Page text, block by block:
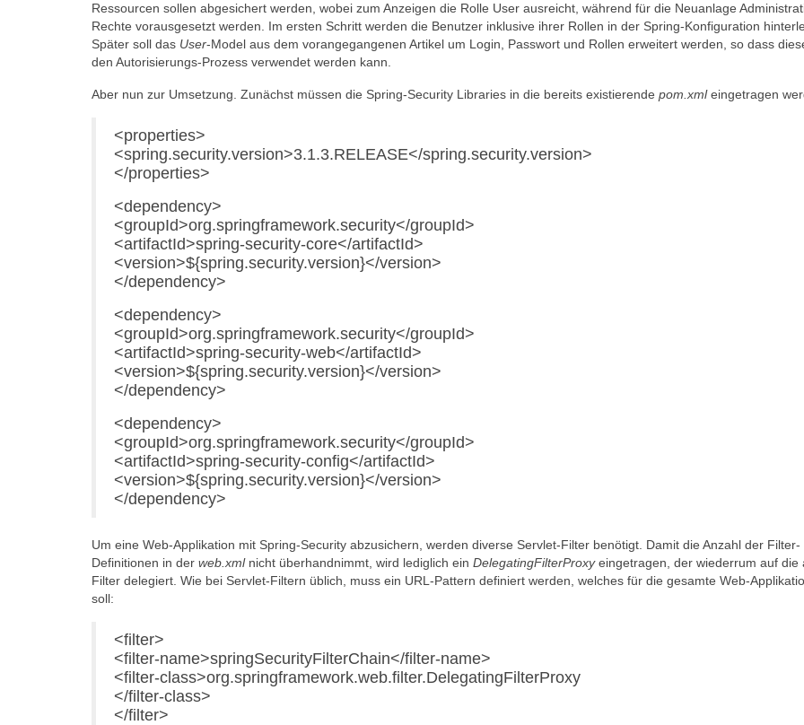
Ressourcen sollen abgesichert werden, wobei zum Anzeigen die Rolle User ausreicht, während für die Neuanlage
Rechte vorausgesetzt werden. Im ersten Schritt werden die Benutzer inklusive ihrer Rollen in der Spring-Konfiguration
Später soll das User-Model aus dem vorangegangenen Artikel um Login, Passwort und Rollen erweitert werden, so dass
den Autorisierungs-Prozess verwendet werden kann.
Aber nun zur Umsetzung. Zunächst müssen die Spring-Security Libraries in die bereits existierende pom.xmleingetragen
<properties>
<spring.security.version>3.1.3.RELEASE</spring.security.version>
</properties>
<dependency>
<groupId>org.springframework.security</groupId>
<artifactId>spring-security-core</artifactId>
<version>${spring.security.version}</version>
</dependency>
<dependency>
<groupId>org.springframework.security</groupId>
<artifactId>spring-security-web</artifactId>
<version>${spring.security.version}</version>
</dependency>
<dependency>
<groupId>org.springframework.security</groupId>
<artifactId>spring-security-config</artifactId>
<version>${spring.security.version}</version>
</dependency>
Um eine Web-Applikation mit Spring-Security abzusichern, werden diverse Servlet-Filter benötigt. Damit die Anzahl der Filter-
Definitionen in der web.xmlnicht überhandnimmt, wird lediglich ein DelegatingFilterProxyeingetragen, der wiederrum auf die
Filter delegiert. Wie bei Servlet-Filtern üblich, muss ein URL-Pattern definiert werden, welches für die gesamte Web-
soll:
<filter>
<filter-name>springSecurityFilterChain</filter-name>
<filter-class>org.springframework.web.filter.DelegatingFilterProxy
</filter-class>
</filter>